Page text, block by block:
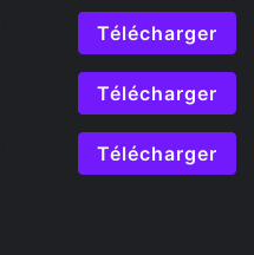
Télécharger
Télécharger
Télécharger